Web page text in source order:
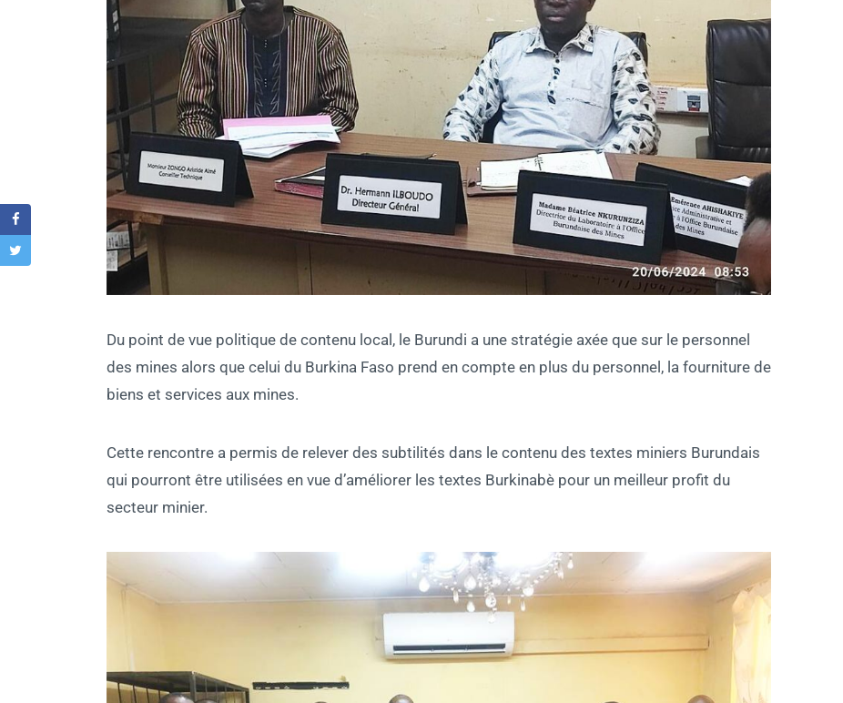
Du point de vue politique de contenu local, le Burundi a une stratégie axée que sur le personnel
des mines alors que celui du Burkina Faso prend en compte en plus du personnel, la fourniture de
biens et services aux mines.
Cette rencontre a permis de relever des subtilités dans le contenu des textes miniers Burundais
qui pourront être utilisées en vue d’améliorer les textes Burkinabè pour un meilleur profit du
secteur minier.